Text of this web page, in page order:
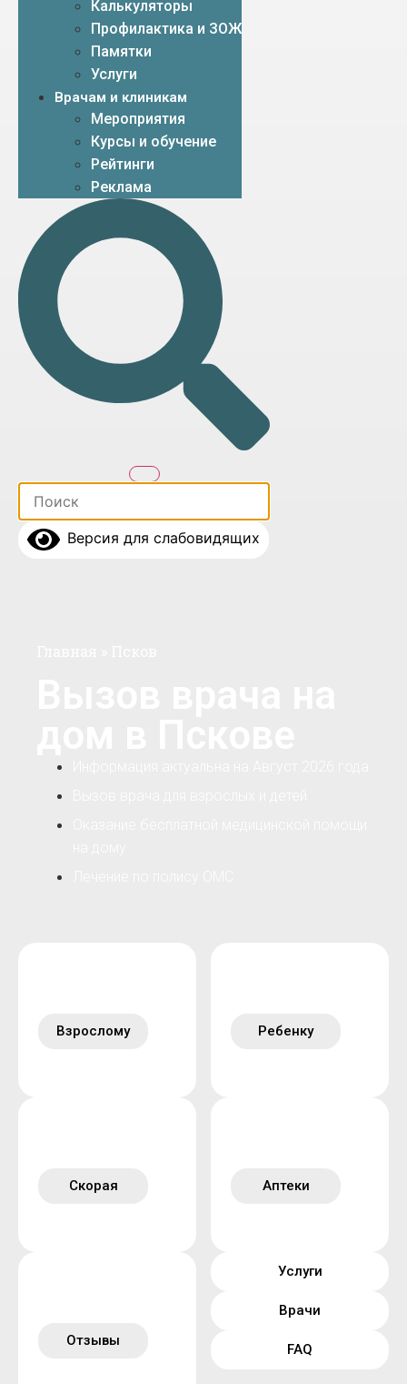
Калькуляторы
Профилактика и ЗОЖ
Памятки
Услуги
Врачам и клиникам
Мероприятия
Курсы и обучение
Рейтинги
Реклама
Версия для слабовидящих
Взрослому Ребенку
Скорая Аптеки
Отзывы
Услуги
Врачи
FAQ